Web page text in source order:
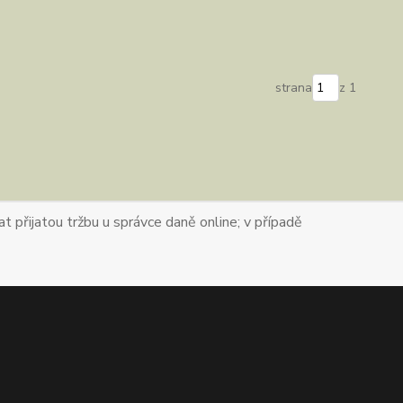
strana z 1
přijatou tržbu u správce daně online; v případě